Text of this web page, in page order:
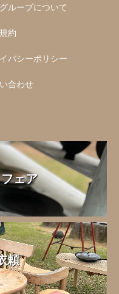
ループについて
約
バシーポリシー
合わせ
ェア
頼